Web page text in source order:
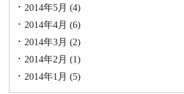
2014年5月 (4)
2014年4月 (6)
2014年3月 (2)
2014年2月 (1)
2014年1月 (5)